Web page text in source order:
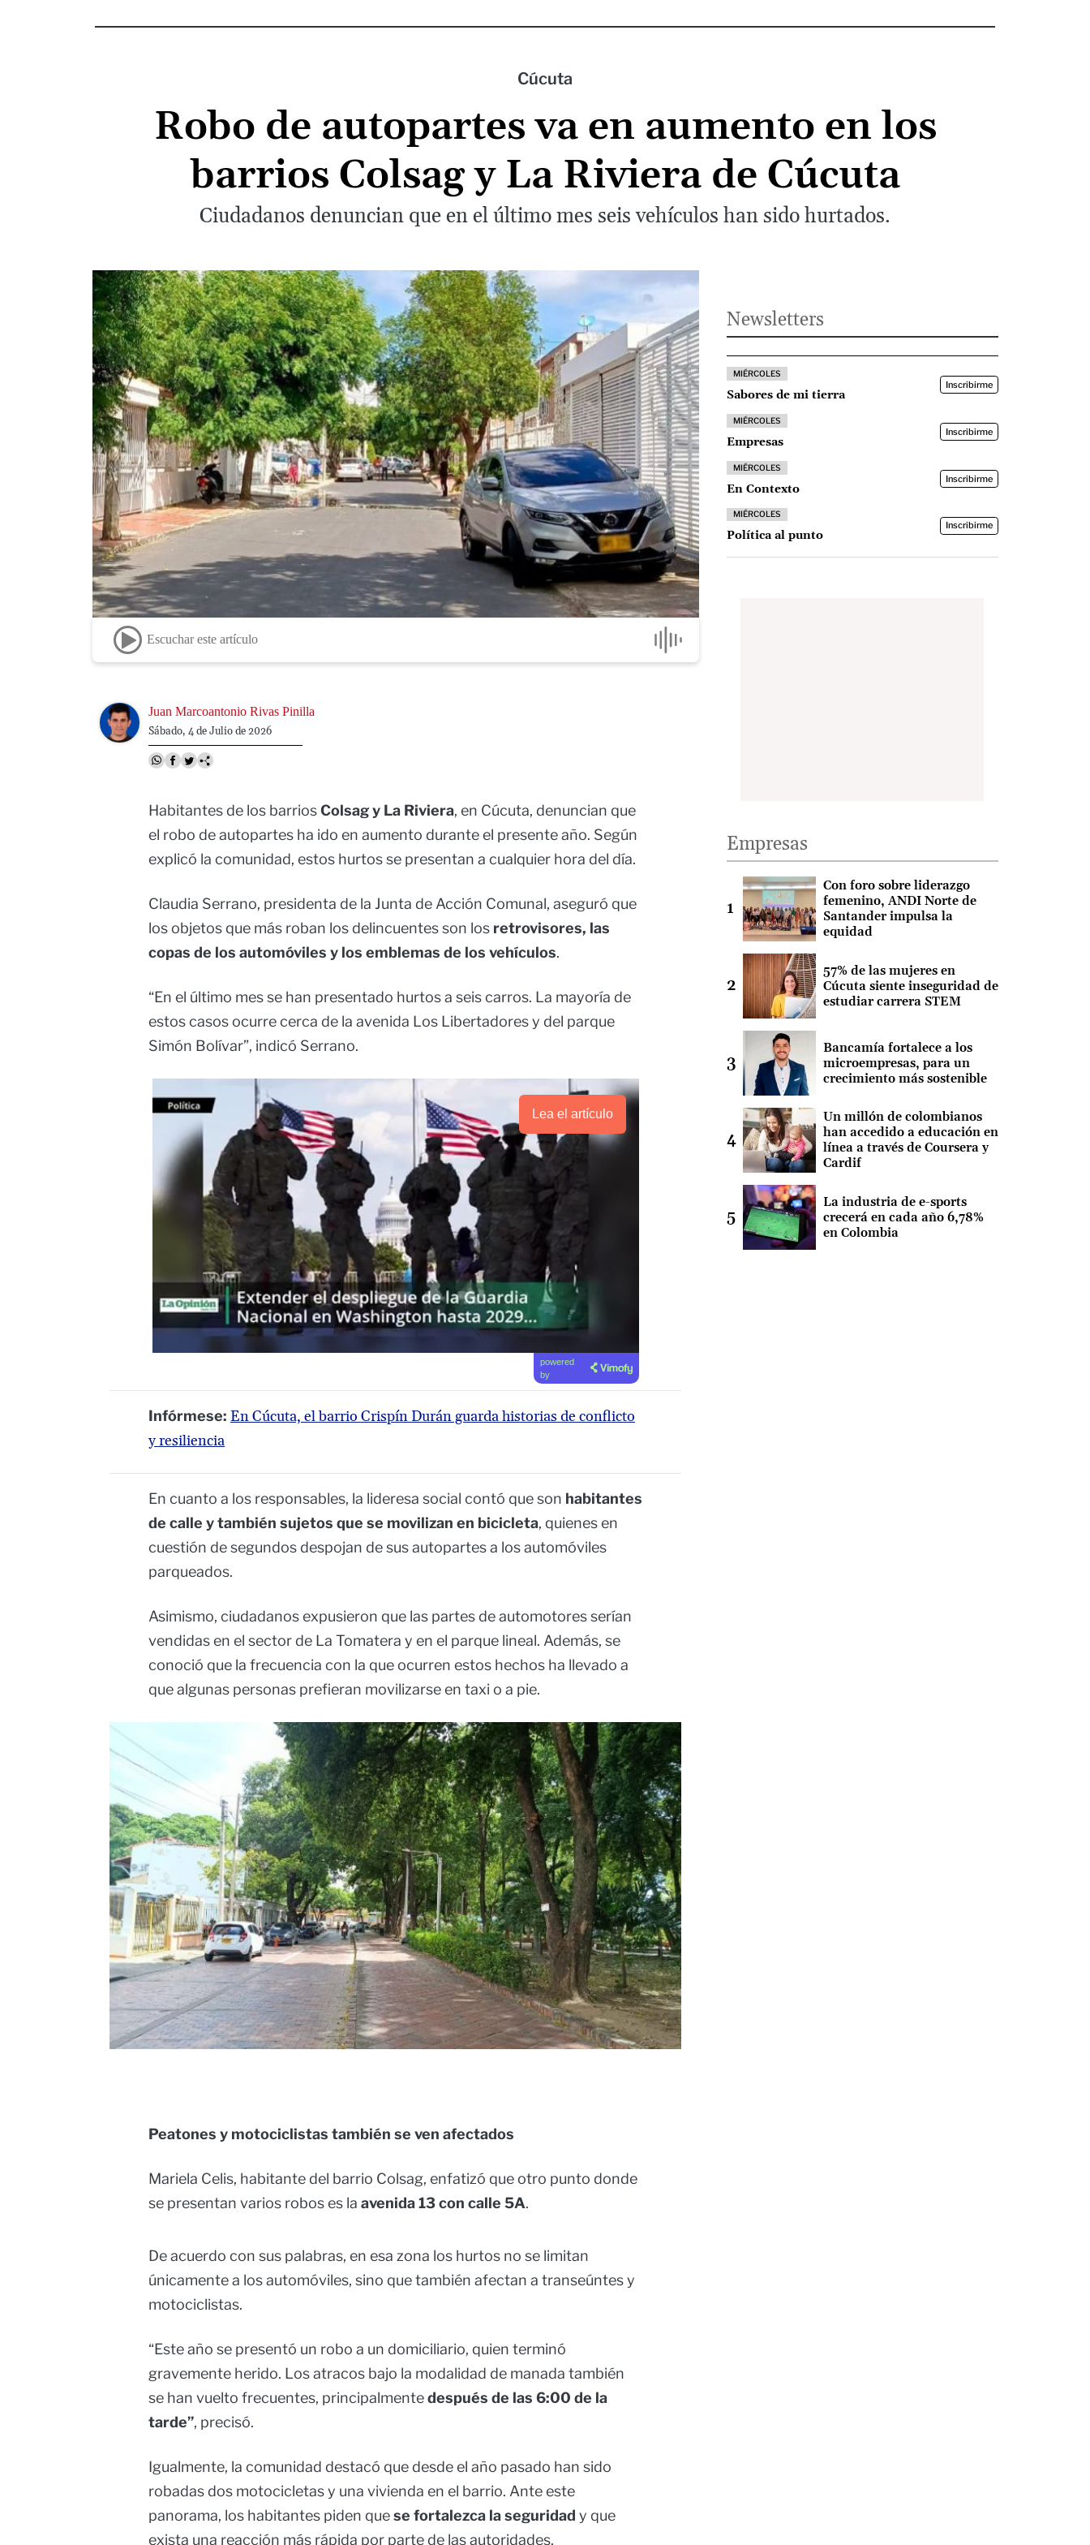
Cúcuta
Robo de autopartes va en aumento en los
barrios Colsag y La Riviera de Cúcuta
Ciudadanos denuncian que en el último mes seis vehículos han sido hurtados.
Escuchar este artículo
Image Juan Marcoantonio Rivas Pinilla
Sábado, 4 de Julio de 2026
Habitantes de los barriosColsag y La Riviera, en Cúcuta, denuncian que
el robo de autopartes ha ido en aumento durante el presente año. Según
explicó la comunidad, estos hurtos se presentan a cualquier hora del día.
Claudia Serrano, presidenta de la Junta de Acción Comunal, aseguró que
los objetos que más roban los delincuentes son los retrovisores, las
copas de los automóviles y los emblemas de los vehículos.
“En el último mes se han presentado hurtos a seis carros. La mayoría de
estos casos ocurre cerca de la avenida Los Libertadores y del parque
Simón Bolívar”, indicó Serrano.
Lea el artículo
powered
by
Infórmese: En Cúcuta, el barrio Crispín Durán guarda historias de conflicto
y resiliencia
En cuanto a los responsables, la lideresa social contó que son habitantes
de calle y también sujetos que se movilizan en bicicleta, quienes en
cuestión de segundos despojan de sus autopartes a los automóviles
parqueados.
Asimismo, ciudadanos expusieron que las partes de automotores serían
vendidas en el sector de La Tomatera y en el parque lineal. Además, se
conoció que la frecuencia con la que ocurren estos hechos ha llevado a
que algunas personas prefieran movilizarse en taxi o a pie.
Peatones y motociclistas también se ven afectados
Mariela Celis, habitante del barrio Colsag, enfatizó que otro punto donde
se presentan varios robos es la avenida 13 con calle 5A.
De acuerdo con sus palabras, en esa zona los hurtos no se limitan
únicamente a los automóviles, sino que también afectan a transeúntes y
motociclistas.
“Este año se presentó un robo a un domiciliario, quien terminó
gravemente herido. Los atracos bajo la modalidad de manada también
se han vuelto frecuentes, principalmentedespués de las 6:00 de la
tarde”, precisó.
Igualmente, la comunidad destacó que desde el año pasado han sido
robadas dos motocicletas y una vivienda en el barrio. Ante este
panorama, los habitantes piden quese fortalezca la seguridad y que
exista una reacción más rápida por parte de las autoridades.
Newsletters
MIÉRCOLES
Sabores de mi tierra
Inscribirme
MIÉRCOLES
Empresas
Inscribirme
MIÉRCOLES
En Contexto
Inscribirme
MIÉRCOLES
Política al punto
Inscribirme
Empresas
Con foro sobre liderazgo
femenino, ANDI Norte de
Santander impulsa la
equidad
57% de las mujeres en
Cúcuta siente inseguridad de
estudiar carrera STEM
Bancamía fortalece a los
microempresas, para un
crecimiento más sostenible
Un millón de colombianos
han accedido a educación en
línea a través de Coursera y
Cardif
La industria de e-sports
crecerá en cada año 6,78%
en Colombia